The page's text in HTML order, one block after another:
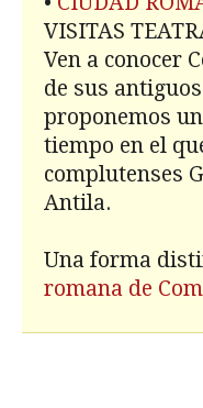
VISITAS
Ven a conocer
de sus
proponemos
tiempo en el
complutenses
Antila.
Una forma
romana de